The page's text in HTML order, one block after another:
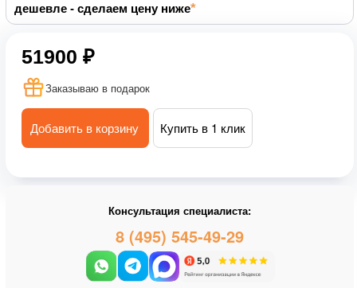
дешевле - сделаем цену ниже
51900 ₽
Заказываю в подарок
Добавить в корзину Купить в 1 клик
Консультация специалиста:
8 (495) 545-49-29